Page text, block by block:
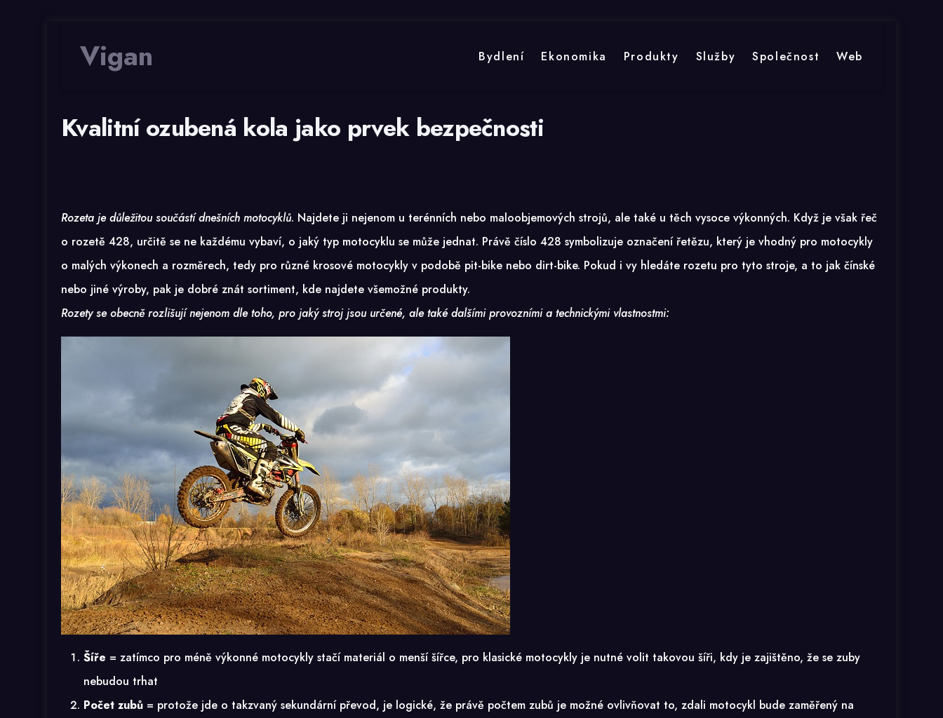
Vigan Bydlení Ekonomika Produkty Služby Společnost Web
Kvalitní ozubená kola jako prvek bezpečnosti
Rozeta je důležitou součástí dnešních motocyklů. Najdete ji nejenom u terénních nebo maloobjemových strojů, ale také u těch vysoce výkonných. Když je však řeč
o rozetě 428, určitě se ne každému vybaví, o jaký typ motocyklu se může jednat. Právě číslo 428 symbolizuje označení řetězu, který je vhodný pro motocykly
o malých výkonech a rozměrech, tedy pro různé krosové motocykly v podobě pit-bike nebo dirt-bike. Pokud i vy hledáte rozetu pro tyto stroje, a to jak čínské
nebo jiné výroby, pak je dobré znát sortiment, kde najdete všemožné produkty.
Rozety se obecně rozlišují nejenom dle toho, pro jaký stroj jsou určené, ale také dalšími provozními a technickými vlastnostmi:
Šíře = zatímco pro méně výkonné motocykly stačí materiál o menší šířce, pro klasické motocykly je nutné volit takovou šíři, kdy je zajištěno, že se zuby
nebudou trhat
Počet zubů = protože jde o takzvaný sekundární převod, je logické, že právě počtem zubů je možné ovlivňovat to, zdali motocykl bude zaměřený na